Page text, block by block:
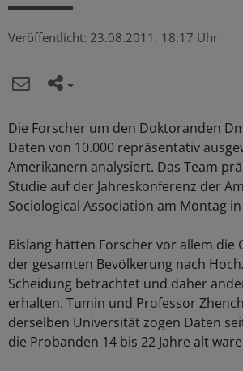
Veröffentlicht: 23.08.2011, 18:17 Uhr
Die Forscher um den Doktoranden
Daten von 10.000 repräsentativ
Amerikanern analysiert. Das Team
Studie auf der Jahreskonferenz der
Sociological Association am Montag in
Bislang hätten Forscher vor allem die
der gesamten Bevölkerung nach
Scheidung betrachtet und daher
erhalten. Tumin und Professor
derselben Universität zogen Daten
die Probanden 14 bis 22 Jahre alt